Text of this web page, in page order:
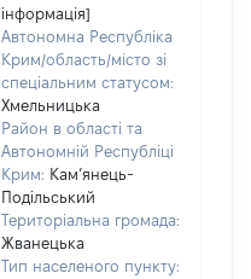
інформація]
Автономна Республіка
Крим/область/місто зі
спеціальним статусом:
Хмельницька
Район в області та
Автономній Республіці
Крим: Кам’янець-
Подільський
Територіальна громада:
Жванецька
Тип населеного пункту: